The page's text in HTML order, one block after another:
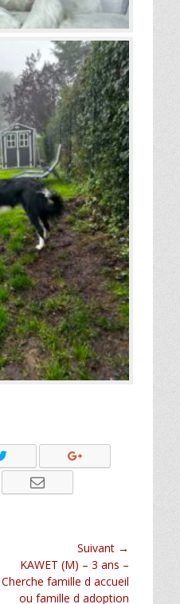
Suivant →
Article
suivant :
KAWET (M) – 3 ans –
Cherche famille d accueil
ou famille d adoption